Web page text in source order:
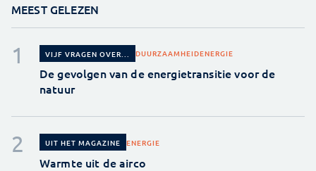
MEEST GELEZEN
VIJF VRAGEN OVER... DUURZAAMHEIDENERGIE
De gevolgen van de energietransitie voor de
natuur
UIT HET MAGAZINE ENERGIE
Warmte uit de airco